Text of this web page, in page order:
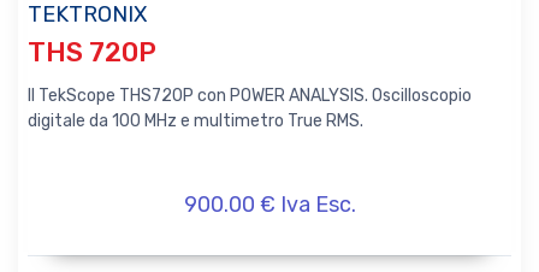
TEKTRONIX
THS 720P
Il TekScope THS720P con POWER ANALYSIS. Oscilloscopio
digitale da 100 MHz e multimetro True RMS.
900.00 € Iva Esc.